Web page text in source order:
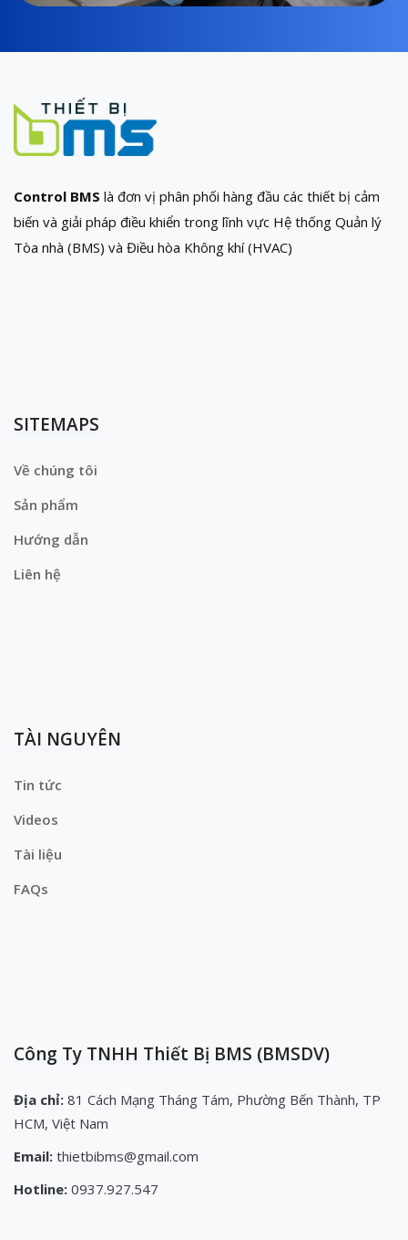
Control BMS là đơn vị phân phối hàng đầu các thiết bị cảm
biến và giải pháp điều khiển trong lĩnh vực Hệ thống Quản lý
Tòa nhà (BMS) và Điều hòa Không khí (HVAC)
SITEMAPS
Về chúng tôi
Sản phẩm
Hướng dẫn
Liên hệ
TÀI NGUYÊN
Tin tức
Videos
Tài liệu
FAQs
Công Ty TNHH Thiết Bị BMS (BMSDV)
Địa chỉ: 81 Cách Mạng Tháng Tám, Phường Bến Thành, TP
HCM, Việt Nam
Email: thietbibms@gmail.com
Hotline: 0937.927.547